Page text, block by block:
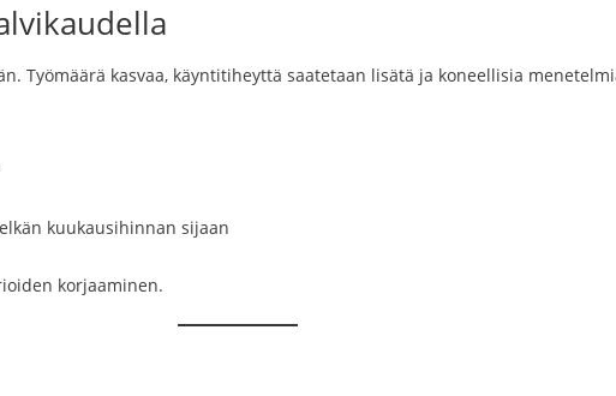
Työmäärä kasvaa, käyntitiheyttä saatetaan lisätä ja koneellisia
kuukausihinnan sijaan
korjaaminen.